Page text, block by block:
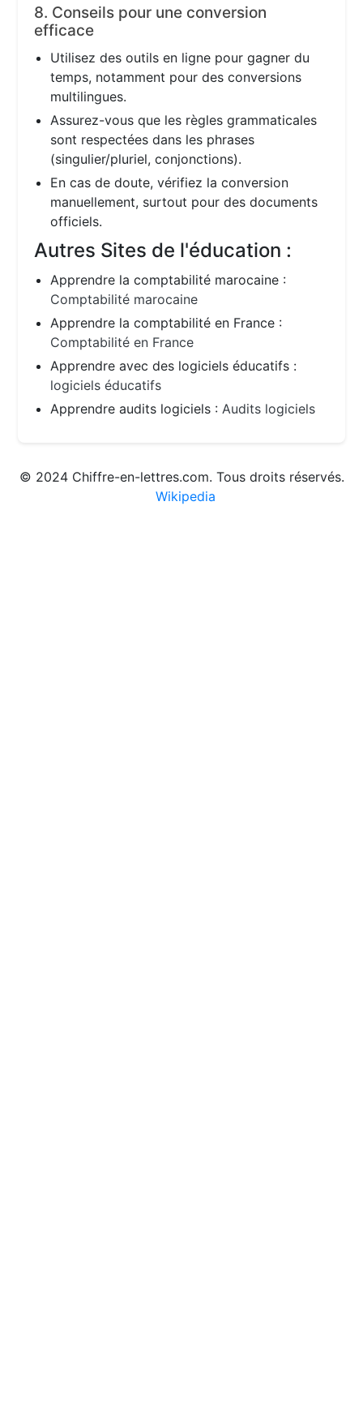
8. Conseils pour une conversion
efficace
Utilisez des outils en ligne pour gagner du
temps, notamment pour des conversions
multilingues.
Assurez-vous que les règles grammaticales
sont respectées dans les phrases
(singulier/pluriel, conjonctions).
En cas de doute, vérifiez la conversion
manuellement, surtout pour des documents
officiels.
Autres Sites de l'éducation :
Apprendre la comptabilité marocaine :
Comptabilité marocaine
Apprendre la comptabilité en France :
Comptabilité en France
Apprendre avec des logiciels éducatifs :
logiciels éducatifs
Apprendre audits logiciels :Audits logiciels
© 2024 Chiffre-en-lettres.com. Tous droits réservés.
Wikipedia